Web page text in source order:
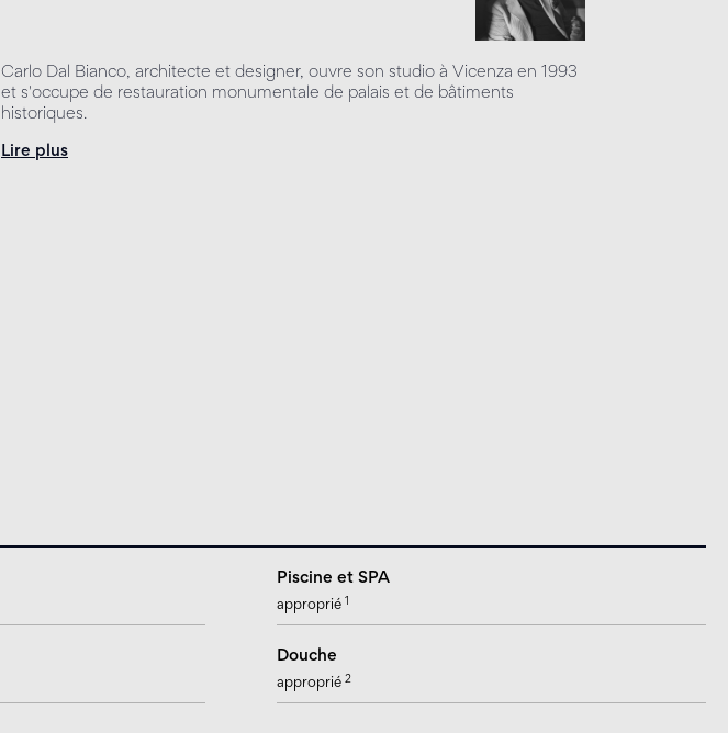
Carlo Dal Bianco, architecte et designer, ouvre son studio à Vicenza en 1993
et s'occupe de restauration monumentale de palais et de bâtiments
historiques.
Lire plus
Piscine et SPA
approprié 1
Douche
approprié 2